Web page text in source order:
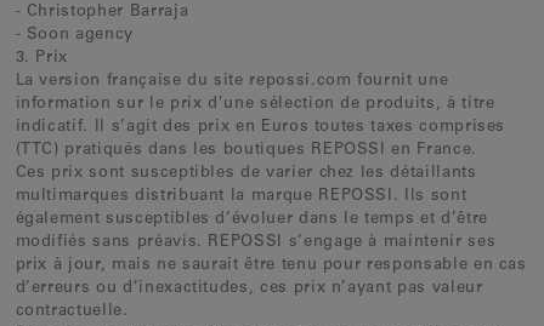
- Christopher Barraja
- Soon agency
3. Prix
La version française du site repossi.com fournit une
information sur le prix d’une sélection de produits, à titre
indicatif. Il s’agit des prix en Euros toutes taxes comprises
(TTC) pratiqués dans les boutiques REPOSSI en France.
Ces prix sont susceptibles de varier chez les détaillants
multimarques distribuant la marque REPOSSI. Ils sont
également susceptibles d’évoluer dans le temps et d’être
modifiés sans préavis. REPOSSI s’engage à maintenir ses
prix à jour, mais ne saurait être tenu pour responsable en cas
d’erreurs ou d’inexactitudes, ces prix n’ayant pas valeur
contractuelle.